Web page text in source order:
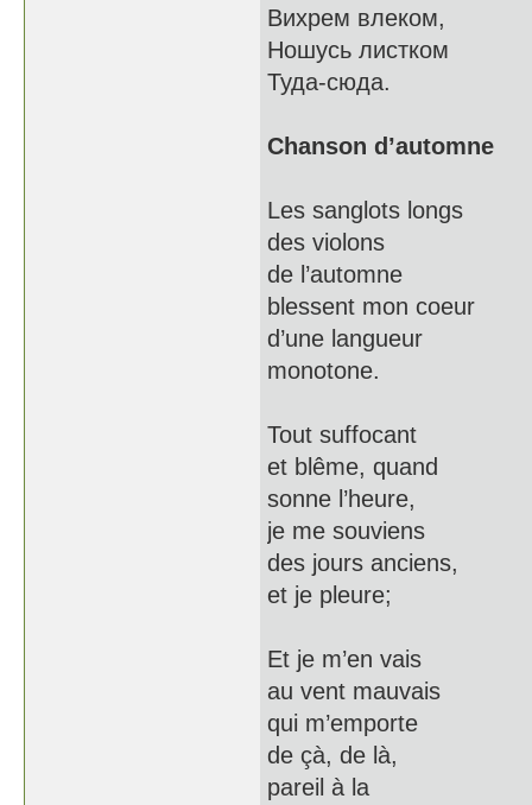
Вихрем влеком,
Ношусь листком
Туда-сюда.
Chanson d’automne
Les sanglots longs
des violons
de l’automne
blessent mon coeur
d’une langueur
monotone.
Tout suffocant
et blême, quand
sonne l’heure,
je me souviens
des jours anciens,
et je pleure;
Et je m’en vais
au vent mauvais
qui m’emporte
de çà, de là,
pareil à la